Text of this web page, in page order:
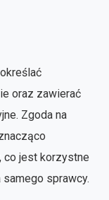
oraz zawierać
Zgoda na
jest korzystne
sprawcy.